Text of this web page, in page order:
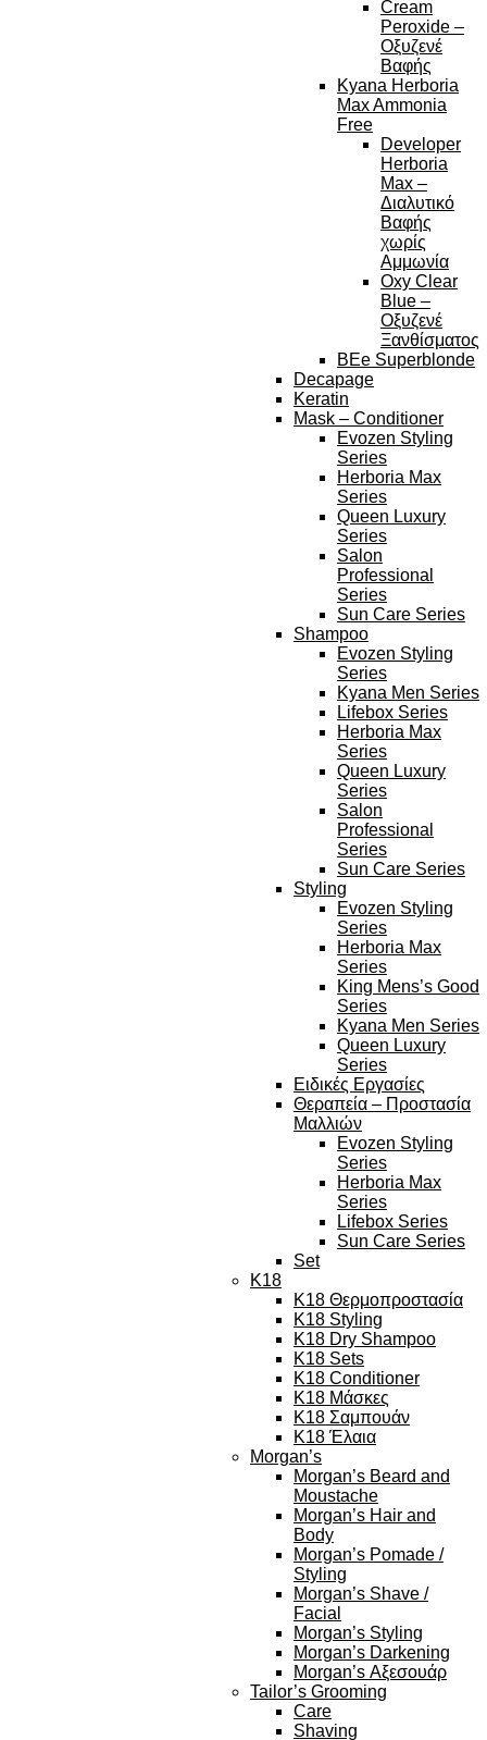
Cream
Peroxide –
Οξυζενέ
Βαφής
Kyana Herboria
Max Ammonia
Free
Developer
Herboria
Max –
Διαλυτικό
Βαφής
χωρίς
Αμμωνία
Oxy Clear
Blue –
Οξυζενέ
Ξανθίσματος
BEe Superblonde
Decapage
Keratin
Mask – Conditioner
Evozen Styling
Series
Herboria Max
Series
Queen Luxury
Series
Salon
Professional
Series
Sun Care Series
Shampoo
Evozen Styling
Series
Kyana Men Series
Lifebox Series
Herboria Max
Series
Queen Luxury
Series
Salon
Professional
Series
Sun Care Series
Styling
Evozen Styling
Series
Herboria Max
Series
King Mens’s Good
Series
Kyana Men Series
Queen Luxury
Series
Ειδικές Εργασίες
Θεραπεία – Προστασία
Μαλλιών
Evozen Styling
Series
Herboria Max
Series
Lifebox Series
Sun Care Series
Set
K18
K18 Θερμοπροστασία
K18 Styling
K18 Dry Shampoo
K18 Sets
K18 Conditioner
K18 Μάσκες
K18 Σαμπουάν
K18 Έλαια
Morgan’s
Morgan’s Beard and
Moustache
Morgan’s Hair and
Body
Morgan’s Pomade /
Styling
Morgan’s Shave /
Facial
Morgan’s Styling
Morgan’s Darkening
Morgan’s Αξεσουάρ
Tailor’s Grooming
Care
Shaving